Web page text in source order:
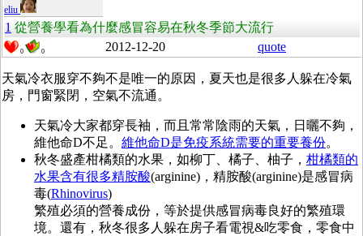
eliu
1 從營養學看為什麼感冒容易在秋冬季節大流行
0 0 2012-12-20 quote
天氣冷衣服穿不夠不是唯一的原因，夏天也是很多人躲在冷氣
房，門窗緊閉，空氣不流通。
天氣冷大家都穿長袖，而且常常陰雨的天氣，日曬不夠，
維他命D不足。 維他命D是免疫系統需要的重要養份。
秋冬盛產柑橘類的水果，如柳丁、橘子、柚子， 柑橘類的
水果含有很多精胺酸(arginine)，精胺酸(arginine)是感冒病
毒(Rhinovirus)
繁殖必須的營養成份，等於提供感冒病毒良好的繁殖環
境。還有，秋冬很多人躲在房子看電視&吃零食，零食中